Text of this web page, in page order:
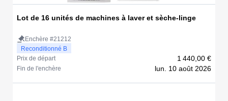
Lot de 16 unités de machines à laver et sèche-linge
Enchère #21212
Reconditionné B
Prix de départ
1 440,00 €
Fin de l'enchère lun. 10 août 2026